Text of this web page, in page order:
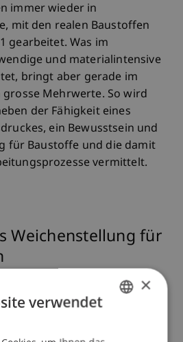
immer wieder in
mit den realen Baustoffen
gearbeitet. Was im
und materialintensive
bringt aber gerade im
Mehrwerte. So wird
der Fähigkeit eines
ein Bewusstsein und
für Baustoffe und die damit
vermittelt.
Weichenstellung für
Konstruktion «bündig»
Wie kann eine
funktional und
×
verwendet